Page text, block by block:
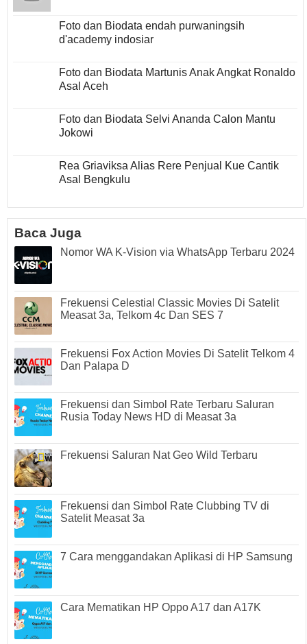
Foto dan Biodata endah purwaningsih
d'academy indosiar
Foto dan Biodata Martunis Anak Angkat Ronaldo
Asal Aceh
Foto dan Biodata Selvi Ananda Calon Mantu
Jokowi
Rea Griaviksa Alias Rere Penjual Kue Cantik
Asal Bengkulu
Baca Juga
Nomor WA K-Vision via WhatsApp Terbaru 2024
Frekuensi Celestial Classic Movies Di Satelit
Measat 3a, Telkom 4c Dan SES 7
Frekuensi Fox Action Movies Di Satelit Telkom 4
Dan Palapa D
Frekuensi dan Simbol Rate Terbaru Saluran
Rusia Today News HD di Measat 3a
Frekuensi Saluran Nat Geo Wild Terbaru
Frekuensi dan Simbol Rate Clubbing TV di
Satelit Measat 3a
7 Cara menggandakan Aplikasi di HP Samsung
Cara Mematikan HP Oppo A17 dan A17K